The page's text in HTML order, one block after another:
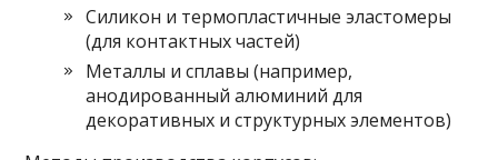
Силикон и термопластичные эластомеры
(для контактных частей)
Металлы и сплавы (например,
анодированный алюминий для
декоративных и структурных элементов)